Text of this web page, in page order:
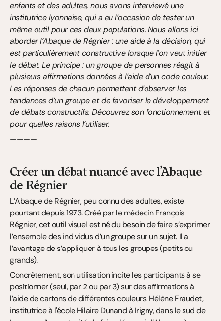
enfants et des adultes, nous avons interviewé une
institutrice lyonnaise, qui a eu l’occasion de tester un
même outil pour ces deux populations. Nous allons ici
aborder l’Abaque de Régnier : une aide à la décision, qui
est particulièrement constructive lorsque l’on veut initier
le débat. Le principe : un groupe de personnes réagit à
plusieurs affirmations données à l’aide d’un code couleur.
Les réponses de chacun permettent d’observer les
tendances d’un groupe et de favoriser le développement
de débats constructifs. Découvrez son fonctionnement et
pour quelles raisons l’utiliser.
————
Créer un débat nuancé avec l’Abaque
de Régnier
L’Abaque de Régnier, peu connu des adultes, existe
pourtant depuis 1973. Créé par le médecin François
Régnier, cet outil visuel est né du besoin de faire s’exprimer
l’ensemble des individus d’un groupe sur un sujet. Il a
l’avantage de s’appliquer à tous les groupes (petits ou
grands).
Concrètement, son utilisation incite les participants à se
positionner (seul, par 2 ou par 3) sur des affirmations à
l’aide de cartons de différentes couleurs. Hélène Fraudet,
institutrice à l'école Hilaire Dunand à Irigny, dans le sud de